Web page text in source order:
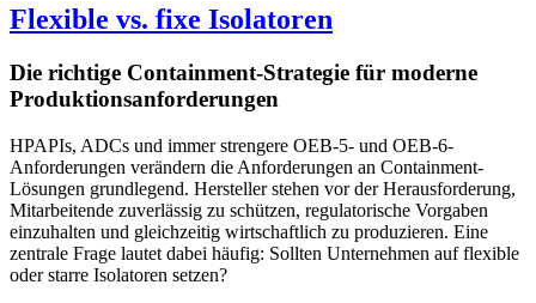
Flexible vs. fixe Isolatoren
Die richtige Containment-Strategie für moderne
Produktionsanforderungen
HPAPIs, ADCs und immer strengere OEB-5- und OEB-6-
Anforderungen verändern die Anforderungen an Containment-
Lösungen grundlegend. Hersteller stehen vor der Herausforderung,
Mitarbeitende zuverlässig zu schützen, regulatorische Vorgaben
einzuhalten und gleichzeitig wirtschaftlich zu produzieren. Eine
zentrale Frage lautet dabei häufig: Sollten Unternehmen auf flexible
oder starre Isolatoren setzen?